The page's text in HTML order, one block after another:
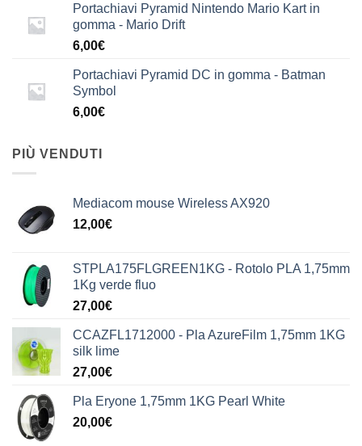
Portachiavi Pyramid Nintendo Mario Kart in
gomma - Mario Drift
6,00€
Portachiavi Pyramid DC in gomma - Batman
Symbol
6,00€
PIÙ VENDUTI
Mediacom mouse Wireless AX920
12,00€
STPLA175FLGREEN1KG - Rotolo PLA 1,75mm
1Kg verde fluo
27,00€
CCAZFL1712000 - Pla AzureFilm 1,75mm 1KG
silk lime
27,00€
Pla Eryone 1,75mm 1KG Pearl White
20,00€